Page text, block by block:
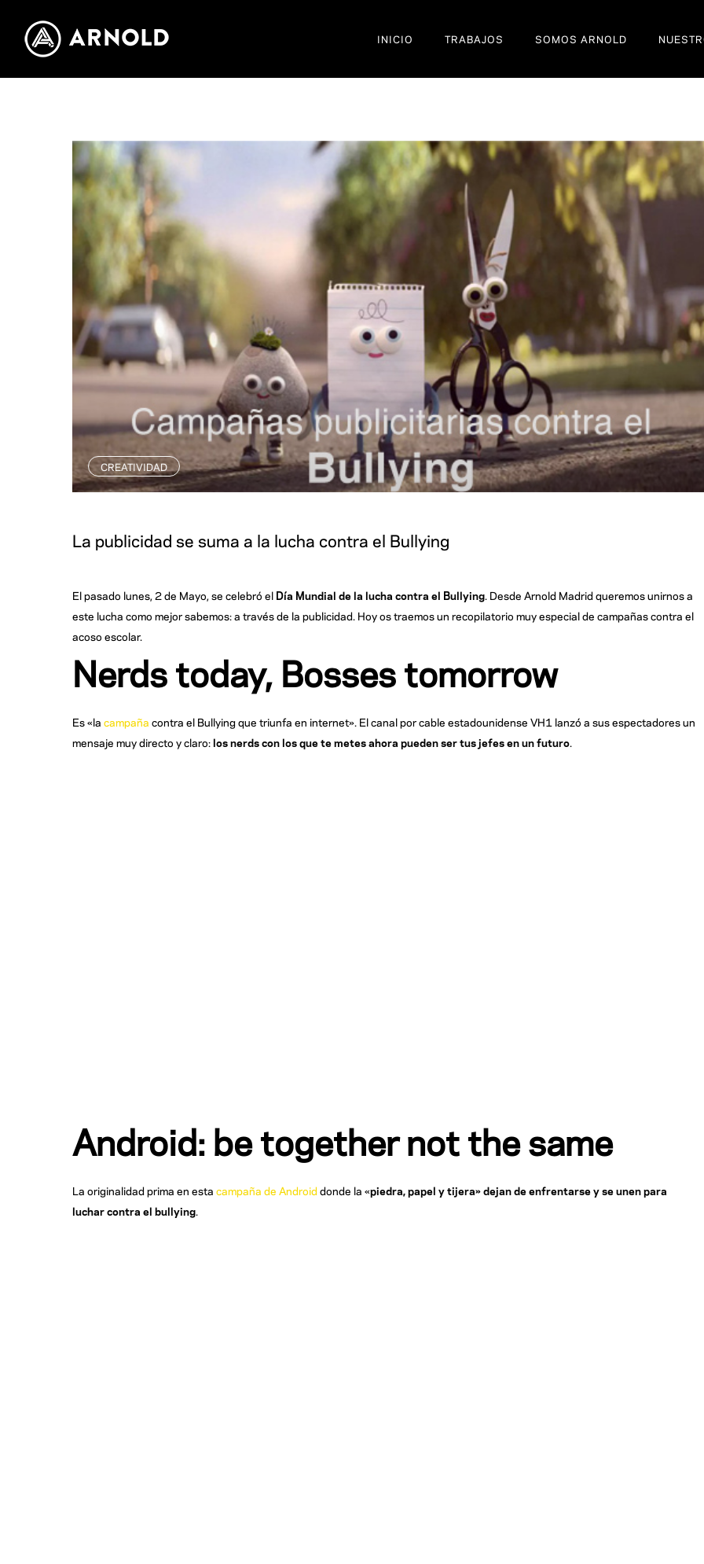
INICIO TRABAJOS SOMOS ARNOLD
CREATIVIDAD
La publicidad se suma a la lucha contra el Bullying
El pasado lunes, 2 de Mayo, se celebró el Día Mundial de la lucha contra el Bullying. Desde Arnold Madrid queremos unirnos a
este lucha como mejor sabemos: a través de la publicidad. Hoy os traemos un recopilatorio muy especial de campañas contra el
acoso escolar.
Nerds today, Bosses tomorrow
Es «la campaña contra el Bullying que triunfa en internet». El canal por cable estadounidense VH1 lanzó a sus espectadores un
mensaje muy directo y claro: los nerds con los que te metes ahora pueden ser tus jefes en un futuro.
Android: be together not the same
La originalidad prima en esta campaña de Androiddonde la «piedra, papel y tijera» dejan de enfrentarse y se unen para
luchar contra el bullying.